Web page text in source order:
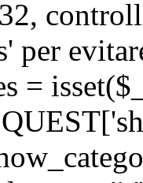
per
=